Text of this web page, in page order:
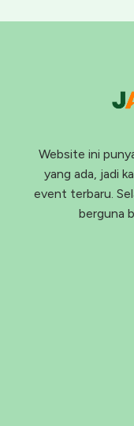
Website ini
yang ada, jadi
event terbaru.
berguna